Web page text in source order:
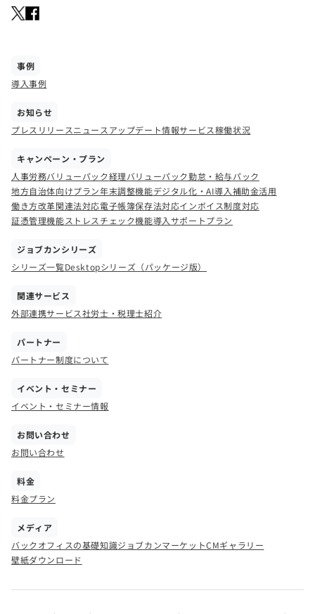
事例
導入事例
お知らせ
プレスリリースニュース アップデート情報サービス稼働状況
キャンペーン・プラン
人事労務バリューパック経理バリューパック勤怠・給与パック
地方自治体向けプラン年末調整機能デジタル化・AI導入補助金活用
働き方改革関連法対応電子帳簿保存法対応インボイス制度対応
証憑管理機能ストレスチェック機能導入サポートプラン
ジョブカンシリーズ
シリーズ一覧Desktopシリーズ（パッケージ版）
関連サービス
外部連携サービス社労士・税理士紹介
パートナー
パートナー制度について
イベント・セミナー
イベント・セミナー情報
お問い合わせ
お問い合わせ
料金
料金プラン
メディア
バックオフィスの基礎知識ジョブカンマーケットCMギャラリー
壁紙ダウンロード